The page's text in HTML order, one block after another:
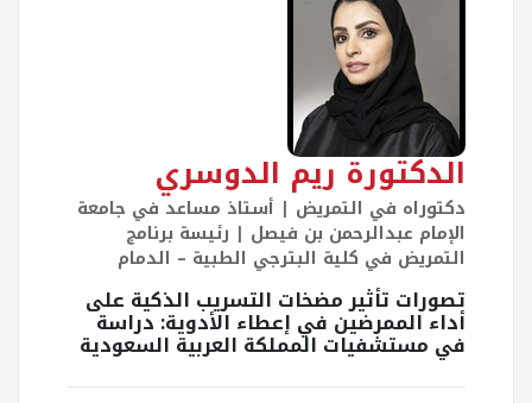
الدكتورة ريم الدوسري
دكتوراه في التمريض | أستاذ مساعد في جامعة
الإمام عبدالرحمن بن فيصل | رئيسة برنامج
التمريض في كلية البترجي الطبية – الدمام
تصورات تأثير مضخات التسريب الذكية على
أداء الممرضين في إعطاء الأدوية: دراسة
في مستشفيات المملكة العربية السعودية